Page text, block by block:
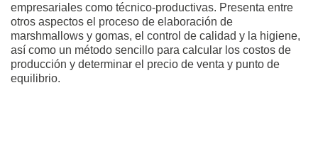
empresariales como técnico-productivas. Presenta entre
otros aspectos el proceso de elaboración de
marshmallows y gomas, el control de calidad y la higiene,
así como un método sencillo para calcular los costos de
producción y determinar el precio de venta y punto de
equilibrio.